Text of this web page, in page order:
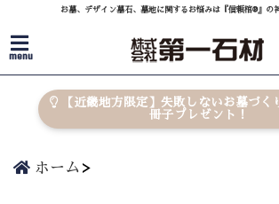
お墓、デザイン墓石、墓地に関するお悩みは『信頼棺®』の
menu
【近畿地方限定】失敗しないお墓づく
冊子プレゼント！
ホーム